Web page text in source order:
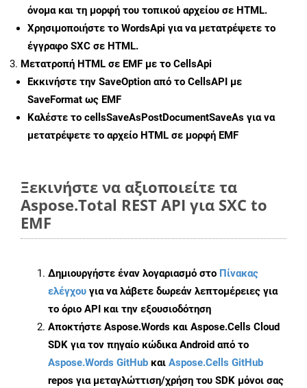
όνομα και τη μορφή του τοπικού αρχείου σε HTML.
Χρησιμοποιήστε το WordsApi για να μετατρέψετε το
έγγραφο SXC σε HTML.
Μετατροπή HTML σε EMF με το CellsApi
Εκκινήστε την SaveOption από το CellsAPI με
SaveFormat ως EMF
Καλέστε το cellsSaveAsPostDocumentSaveAs για να
μετατρέψετε το αρχείο HTML σε μορφή EMF
Ξεκινήστε να αξιοποιείτε τα
Aspose.Total REST API για SXC to
EMF
Δημιουργήστε έναν λογαριασμό στο Πίνακας
ελέγχου για να λάβετε δωρεάν λεπτομέρειες για
το όριο API και την εξουσιοδότηση
Αποκτήστε Aspose.Words και Aspose.Cells Cloud
SDK για τον πηγαίο κώδικα Android από το
Aspose.Words GitHub και Aspose.Cells GitHub
repos για μεταγλώττιση/χρήση του SDK μόνοι σας